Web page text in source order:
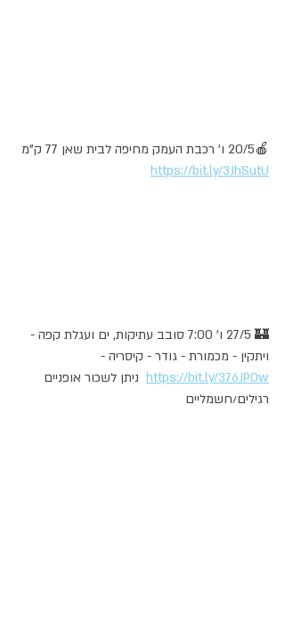
🍎20/5 ו' רכבת העמק מחיפה לבית שאן 77 ק"מ
https://bit.ly/3JhSutU
🏰 27/5 ו' 7:00 סובב עתיקות, ים ועגלת קפה -
ויתקין - מכמורת - גודר - קיסריה -
https://bit.ly/376JP0w
  ניתן לשכור אופניים
רגילים/חשמליים